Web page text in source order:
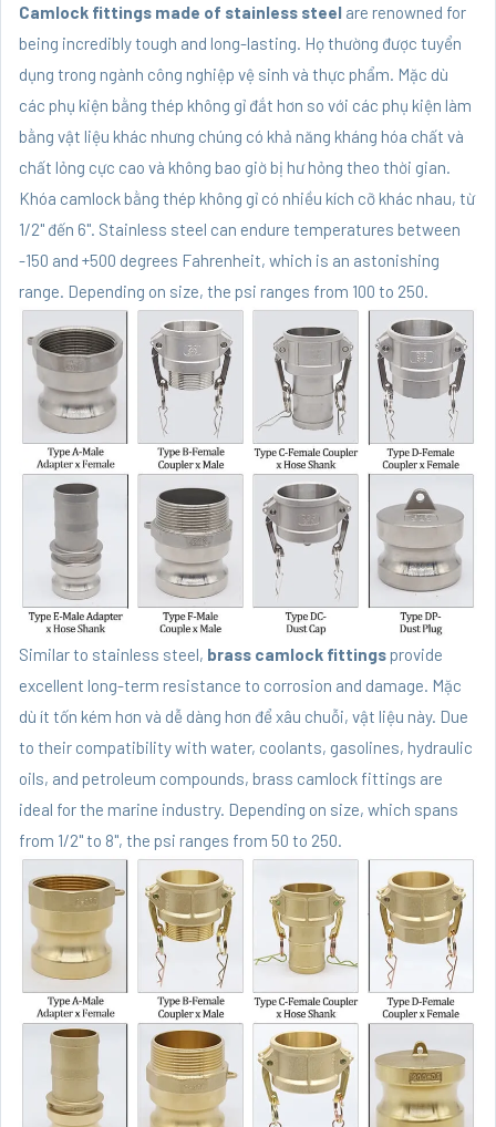
Camlock fittings made of stainless steel are renowned for
being incredibly tough and long-lasting. Họ thường được tuyển
dụng trong ngành công nghiệp vệ sinh và thực phẩm. Mặc dù
các phụ kiện bằng thép không gỉ đắt hơn so với các phụ kiện làm
bằng vật liệu khác nhưng chúng có khả năng kháng hóa chất và
chất lỏng cực cao và không bao giờ bị hư hỏng theo thời gian.
Khóa camlock bằng thép không gỉ có nhiều kích cỡ khác nhau, từ
1/2" đến 6". Stainless steel can endure temperatures between
-150 and +500 degrees Fahrenheit, which is an astonishing
range. Depending on size, the psi ranges from 100 to 250.
Similar to stainless steel, brass camlock fittings provide
excellent long-term resistance to corrosion and damage. Mặc
dù ít tốn kém hơn và dễ dàng hơn để xâu chuỗi, vật liệu này. Due
to their compatibility with water, coolants, gasolines, hydraulic
oils, and petroleum compounds, brass camlock fittings are
ideal for the marine industry. Depending on size, which spans
from 1/2" to 8", the psi ranges from 50 to 250.